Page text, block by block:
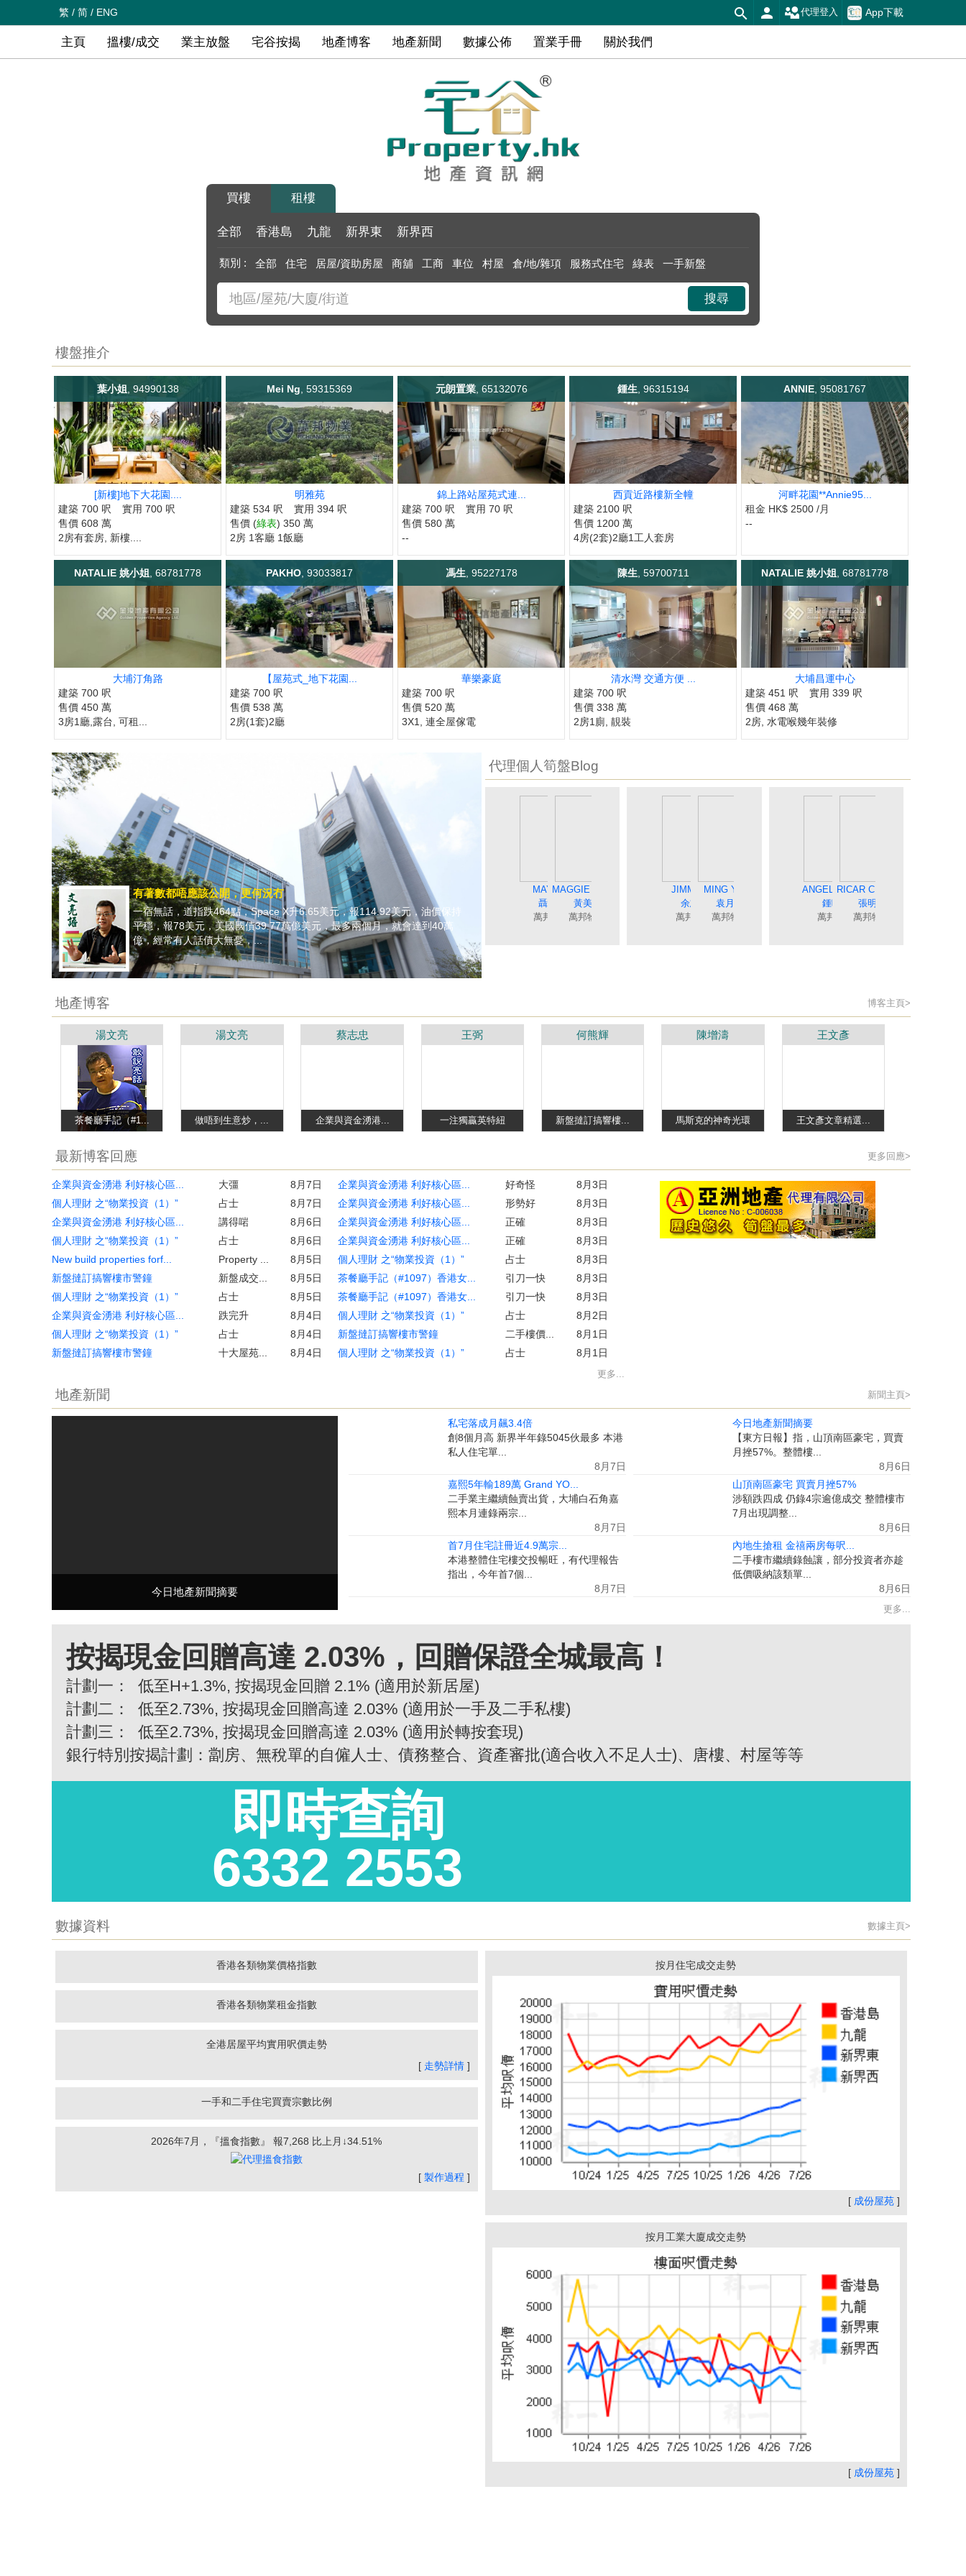
繁 / 简 / ENG App下載
代理登入
主頁 搵樓/成交 業主放盤 宅谷按揭 地產博客 地產新聞 數據公佈 置業手冊 關於我們
買樓 租樓
全部 香港島 九龍 新界東 新界西
類別 : 全部 住宅 居屋/資助房屋 商舖 工商 車位 村屋 倉/地/雜項 服務式住宅 綠表 一手新盤
搜尋
樓盤推介
葉小姐 , 94990138
[新樓]地下大花園....
建築 700 呎
實用 700 呎
售價 608 萬
2房有套房, 新樓....
Mei Ng , 59315369
明雅苑
建築 534 呎
實用 394 呎
售價 (綠表) 350 萬
2房 1客廳 1飯廳
元朗置業, 65132076
錦上路站屋苑式連...
建築 700 呎
實用 70 呎
售價 580 萬
--
鍾生 , 96315194
西貢近路樓新全幢
建築 2100 呎
售價 1200 萬
4房(2套)2廳1工人套房
ANNIE , 95081767
河畔花園**Annie95...
租金 HK$ 2500 /月
--
NATALIE 姚小姐 , 68781778
大埔汀角路
建築 700 呎
售價 450 萬
3房1廳,露台, 可租...
PAKHO , 93033817
【屋苑式_地下花園...
建築 700 呎
售價 538 萬
2房(1套)2廳
馮生 , 95227178
華樂豪庭
建築 700 呎
售價 520 萬
3X1, 連全屋傢電
陳生 , 59700711
清水灣 交通方便 ...
建築 700 呎
售價 338 萬
2房1廁, 靚裝
NATALIE 姚小姐 , 68781778
大埔昌運中心
建築 451 呎
實用 339 呎
售價 468 萬
2房, 水電喉幾年裝修
有著數都唔應該公開，更何況冇
一宿無話，道指跌464點，Space X升6.65美元，報114.92美元，油價保持
平穩，報78美元，美國國債39.77萬億美元，最多兩個月，就會達到40萬
億，經常有人話債大無憂，...
代理個人筍盤Blog
DEBBIE TONG
唐英霞
萬邦物業
SISI LIAO
廖細鳳
萬邦物業
MAY NIP
聶美玲
萬邦物業
MAGGIE WONG
黃美英
萬邦物業
COCO CHAN
陳蘭貞
萬邦物業
CRYSTAL CHOY
蔡秀晶
萬邦物業
JIMMY YU
余志雄
萬邦物業
MING YUAN
袁月明
萬邦物業
TINA POON
潘笑霞
萬邦物業
CANDY CHAN
陳詩佩
萬邦物業
ANGEL CHUNG
鍾唯美
萬邦物業
RICAR CHEUNG
張明成
萬邦物業
地產博客 博客主頁>
湯文亮
茶餐廳手記（#1...
湯文亮
做唔到生意炒，...
蔡志忠
企業與資金湧港...
王弼
一注獨贏英特紐
何熊輝
新盤撻訂搞響樓...
陳增濤
馬斯克的神奇光環
王文彥
王文彥文章精選...
最新博客回應 更多回應>
企業與資金湧港 利好核心區... 大彊
8月7日
個人理財 之“物業投資（1）”
占士
8月7日
企業與資金湧港 利好核心區...
講得啱
8月6日
個人理財 之“物業投資（1）”
占士
8月6日
New build properties forf...
Property ...
8月5日
新盤撻訂搞響樓市警鐘
新盤成交...
8月5日
個人理財 之“物業投資（1）”
占士
8月5日
企業與資金湧港 利好核心區...
跌完升
8月4日
個人理財 之“物業投資（1）”
占士
8月4日
新盤撻訂搞響樓市警鐘
十大屋苑... 8月4日
企業與資金湧港 利好核心區... 好奇怪
8月3日
企業與資金湧港 利好核心區...
形勢好
8月3日
企業與資金湧港 利好核心區...
正確
8月3日
企業與資金湧港 利好核心區...
正確
8月3日
個人理財 之“物業投資（1）”
占士
8月3日
茶餐廳手記（#1097）香港女...
引刀一快
8月3日
茶餐廳手記（#1097）香港女...
引刀一快
8月3日
個人理財 之“物業投資（1）”
占士
8月2日
新盤撻訂搞響樓市警鐘
二手樓價...
8月1日
個人理財 之“物業投資（1）”
占士 8月1日
更多...
地產新聞 新聞主頁>
今日地產新聞摘要
私宅落成月飆3.4倍
創8個月高 新界半年錄5045伙最多 本港
私人住宅單...
8月7日
嘉熙5年輸189萬 Grand YO...
二手業主繼續蝕賣出貨，大埔白石角嘉
熙本月連錄兩宗...
8月7日
首7月住宅註冊近4.9萬宗...
本港整體住宅樓交投暢旺，有代理報告
指出，今年首7個...
8月7日
今日地產新聞摘要
【東方日報】指，山頂南區豪宅，買賣
月挫57%。整體樓...
8月6日
山頂南區豪宅 買賣月挫57%
涉額跌四成 仍錄4宗逾億成交 整體樓市
7月出現調整...
8月6日
內地生搶租 金禧兩房每呎...
二手樓市繼續錄蝕讓，部分投資者亦趁
低價吸納該類單...
8月6日
更多...
按揭現金回贈高達 2.03%，回贈保證全城最高！
計劃一：
低至H+1.3%, 按揭現金回贈 2.1% (適用於新居屋)
計劃二：
低至2.73%, 按揭現金回贈高達 2.03% (適用於一手及二手私樓)
計劃三：
低至2.73%, 按揭現金回贈高達 2.03% (適用於轉按套現)
銀行特別按揭計劃：劏房、無稅單的自僱人士、債務整合、資產審批(適合收入不足人士)、唐樓、村屋等等
即時查詢
6332 2553
數據資料 數據主頁>
香港各類物業價格指數
香港各類物業租金指數
全港居屋平均實用呎價走勢
[ 走勢詳情 ]
一手和二手住宅買賣宗數比例
2026年7月，『搵食指數』 報7,268 比上月↓34.51%
[製作過程 ]
按月住宅成交走勢
[ 成份屋苑]
按月工業大廈成交走勢
[ 成份屋苑]